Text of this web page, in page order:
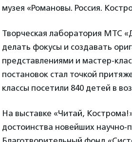
музея «Романовы. Россия.
Творческая лаборатория МТС
делать фокусы и создавать
представлениями и мастер-
постановок стал точкой
классы посетили 840 детей в
На выставке «Читай,
достоинства новейших научно-